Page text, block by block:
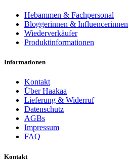
Hebammen & Fachpersonal
Bloggerinnen & Influencerinnen
Wiederverkäufer
Produktinformationen
Informationen
Kontakt
Über Haakaa
Lieferung & Widerruf
Datenschutz
AGBs
Impressum
FAQ
Kontakt